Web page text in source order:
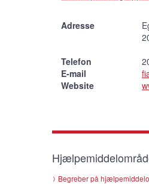
Adresse
Telefon
E-mail
Website
Begreber på